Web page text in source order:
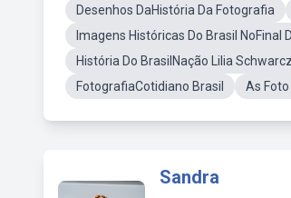
Desenhos DaHistória Da Fotografia
Imagens Históricas Do Brasil NoFinal
História Do BrasilNação Lilia Schwarcz
FotografiaCotidiano Brasil
As
Sandra